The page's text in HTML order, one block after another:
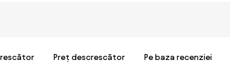
Preț descrescător Pe baza recenziei